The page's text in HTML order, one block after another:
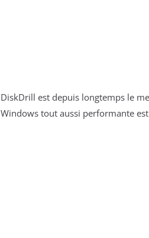
DiskDrill est depuis longtemps le
Windows tout aussi performante